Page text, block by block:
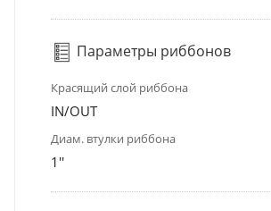
Параметры риббонов
Красящий слой риббона
IN/OUT
Диам. втулки риббона
1''